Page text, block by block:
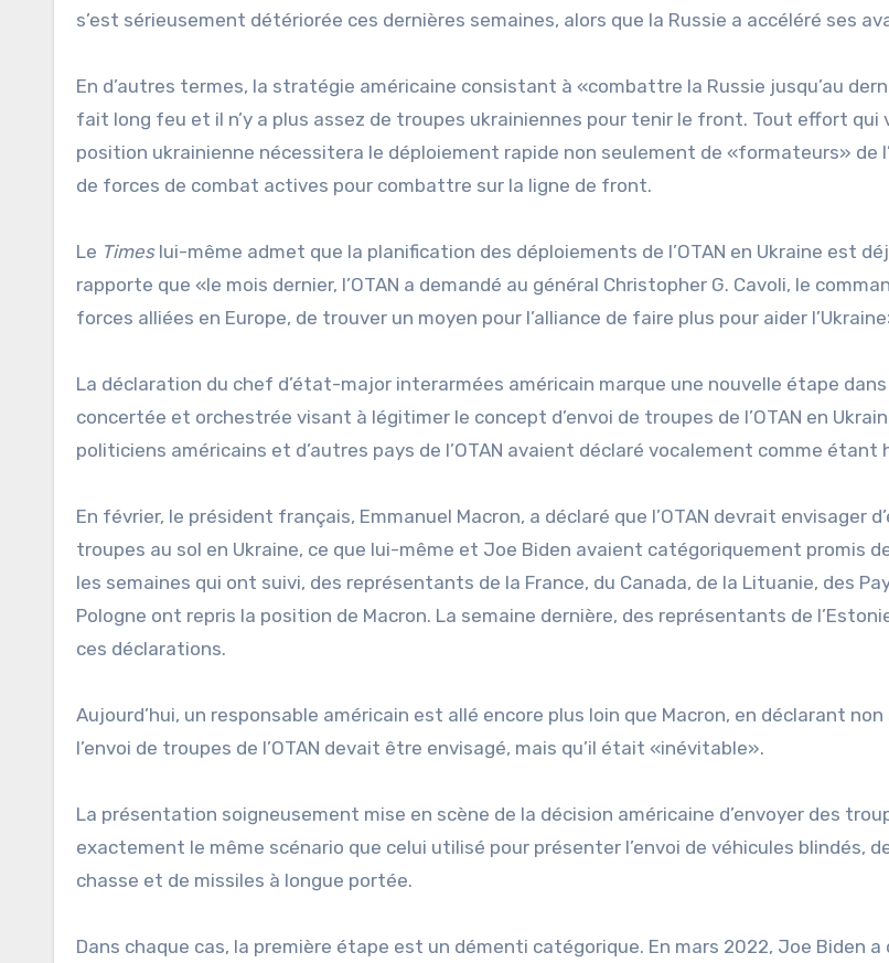
s’est sérieusement détériorée ces dernières semaines, alors que la Russie a accéléré ses
En d’autres termes, la stratégie américaine consistant à «combattre la Russie jusqu’au
fait long feu et il n’y a plus assez de troupes ukrainiennes pour tenir le front. Tout effort qui
position ukrainienne nécessitera le déploiement rapide non seulement de «formateurs» de
de forces de combat actives pour combattre sur la ligne de front.
Le Timeslui-même admet que la planification des déploiements de l’OTAN en Ukraine est
rapporte que «le mois dernier, l’OTAN a demandé au général Christopher G. Cavoli, le
forces alliées en Europe, de trouver un moyen pour l’alliance de faire plus pour aider
La déclaration du chef d’état-major interarmées américain marque une nouvelle étape
concertée et orchestrée visant à légitimer le concept d’envoi de troupes de l’OTAN en
politiciens américains et d’autres pays de l’OTAN avaient déclaré vocalement comme étant
En février, le président français, Emmanuel Macron, a déclaré que l’OTAN devrait envisager
troupes au sol en Ukraine, ce que lui-même et Joe Biden avaient catégoriquement promis
les semaines qui ont suivi, des représentants de la France, du Canada, de la Lituanie, des
Pologne ont repris la position de Macron. La semaine dernière, des représentants de
ces déclarations.
Aujourd’hui, un responsable américain est allé encore plus loin que Macron, en déclarant
l’envoi de troupes de l’OTAN devait être envisagé, mais qu’il était «inévitable».
La présentation soigneusement mise en scène de la décision américaine d’envoyer des
exactement le même scénario que celui utilisé pour présenter l’envoi de véhicules blindés,
chasse et de missiles à longue portée.
Dans chaque cas, la première étape est un démenti catégorique. En mars 2022, Joe Biden a